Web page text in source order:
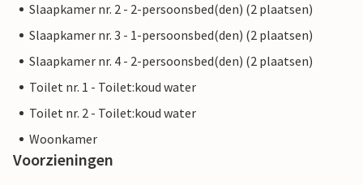
Slaapkamer nr. 2 - 2-persoonsbed(den) (2 plaatsen)
Slaapkamer nr. 3 - 1-persoonsbed(den) (2 plaatsen)
Slaapkamer nr. 4 - 2-persoonsbed(den) (2 plaatsen)
Toilet nr. 1 - Toilet:koud water
Toilet nr. 2 - Toilet:koud water
Woonkamer
Voorzieningen